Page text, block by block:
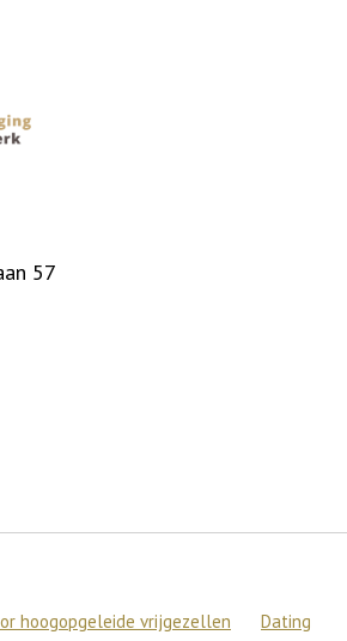
57
hoogopgeleide vrijgezellen
Dating